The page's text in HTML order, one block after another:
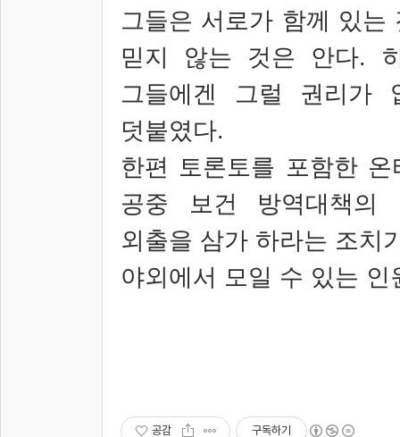
그들은 서로가 함께 있는
믿지 않는 것은 안다.
그들에겐 그럴 권리가
덧붙였다.
한편 토론토를 포함한
공중 보건 방역대책의
외출을 삼가 하라는 조치
야외에서 모일 수 있는 인
공감 구독하기